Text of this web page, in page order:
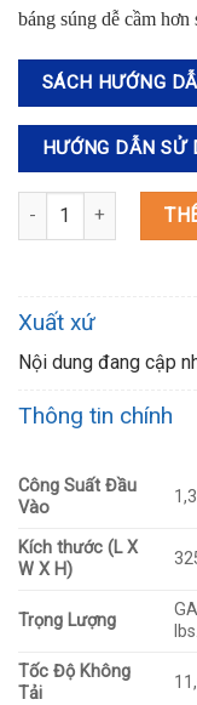
báng súng dễ cầm hơn
SÁCH HƯỚNG
HƯỚNG DẪN SỬ
GA5050 MÁY MÀI
Xuất xứ
Nội dung đang cập
Thông tin chính
Công Suất Đầu
Vào
Kích thước (L X
W X H)
Trọng Lượng
Tốc Độ Không
Tải